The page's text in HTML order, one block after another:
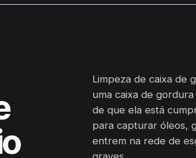
Limpeza de caixa de
uma caixa de
de que ela está
para capturar óleos,
entrem na rede de